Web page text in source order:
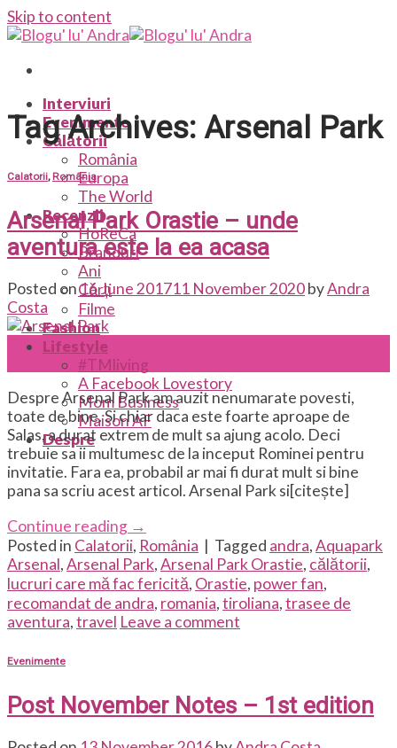
Skip to content
Interviuri
Evenimente
Călătorii
România
Europa
The World
Recenzii
HoReCa
Branduri
Ani
Cărți
Filme
Fashion
Lifestyle
#TMliving
A Facebook Lovestory
Mom Business
Maison AF
Despre
Tag Archives: Arsenal Park
Calatorii, România
Arsenal Park Orastie – unde
aventura este la ea acasa
Posted on16 June 201711 November 2020byAndra
Costa
Despre Arsenal Park am auzit nenumarate povesti,
toate de bine. Si chiar daca este foarte aproape de
Salas, a durat extrem de mult sa ajung acolo. Deci
trebuie sa ii multumesc de la inceput Rominei pentru
invitatie. Fara ea, probabil ar mai fi durat mult si bine
pana sa scriu acest articol. Arsenal Park si[citește]
Continue reading →
Posted in Calatorii, România | Tagged andra,Aquapark
Arsenal,Arsenal Park,Arsenal Park Orastie, călătorii,
lucruri care mă fac fericită, Orastie, power fan,
recomandat de andra, romania,tiroliana,trasee de
aventura,travel Leave a comment
Evenimente
Post November Notes – 1st edition